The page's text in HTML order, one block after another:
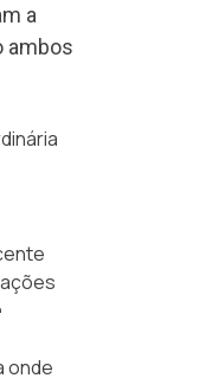
a
ambos
onde